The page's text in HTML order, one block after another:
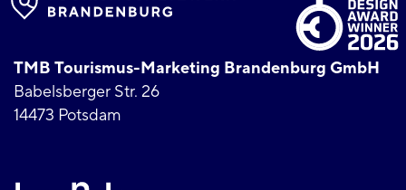
TMB Tourismus-Marketing Brandenburg GmbH
Babelsberger Str. 26
14473 Potsdam